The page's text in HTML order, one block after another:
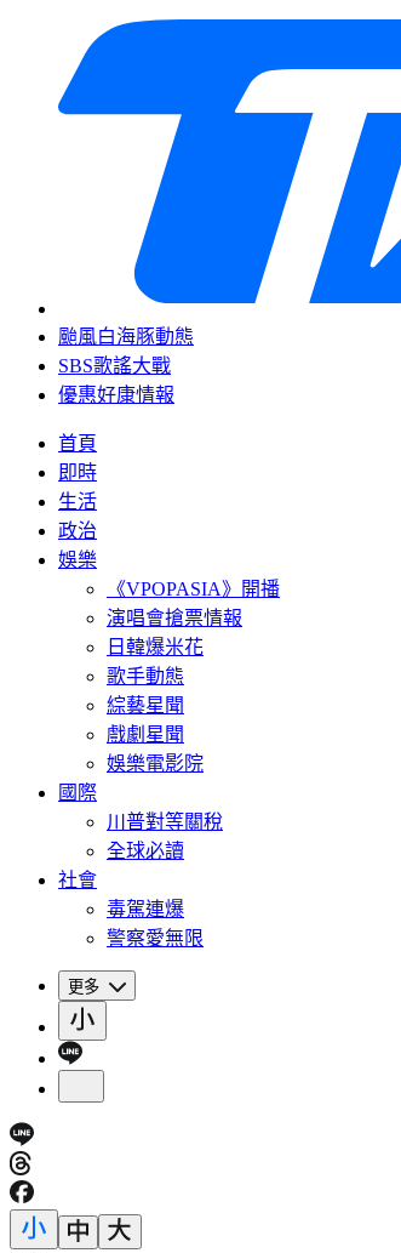
颱風白海豚動態
SBS歌謠大戰
優惠好康情報
首頁
即時
生活
政治
娛樂
《VPOPASIA》開播
演唱會搶票情報
日韓爆米花
歌手動態
綜藝星聞
戲劇星聞
娛樂電影院
國際
川普對等關稅
全球必讀
社會
毒駕連爆
警察愛無限
更多